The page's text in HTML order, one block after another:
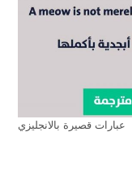
عبارات قصيرة بالانجليزي